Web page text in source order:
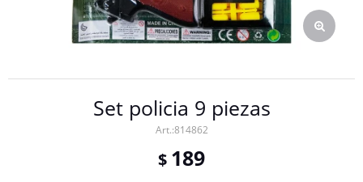
Set policia 9 piezas
814862
$ 189